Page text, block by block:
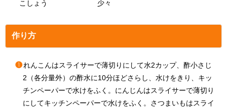
こしょう 少々
作り方
❶れんこんはスライサーで薄切りにして水2カップ、酢小さじ
2（各分量外）の酢水に10分ほどさらし、水けをきり、キッ
チンペーパーで水けをふく。にんじんはスライサーで薄切り
にしてキッチンペーパーで水けをふく。さつまいもはスライ